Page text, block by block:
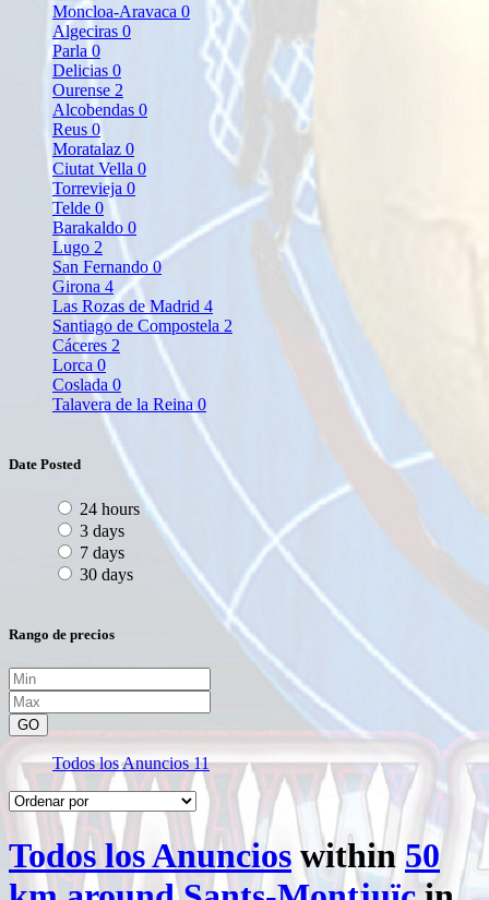
Moncloa-Aravaca 0
Algeciras 0
Parla 0
Delicias 0
Ourense 2
Alcobendas 0
Reus 0
Moratalaz 0
Ciutat Vella 0
Torrevieja 0
Telde 0
Barakaldo 0
Lugo 2
San Fernando0
Girona 4
Las Rozas de Madrid 4
Santiago de Compostela 2
Cáceres 2
Lorca 0
Coslada 0
Talavera de la Reina 0
Date Posted
24 hours
3 days
7 days
30 days
Rango de precios
GO
Todos los Anuncios11
Todos los Anuncios within50